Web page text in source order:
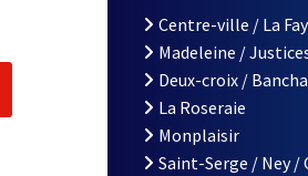
email (champ obligatoire)
MA DEMANDE D'INSCRIPTION
Centre-ville / La
Madeleine /
Deux-croix /
La Roseraie
Monplaisir
Saint-Serge / Ney /